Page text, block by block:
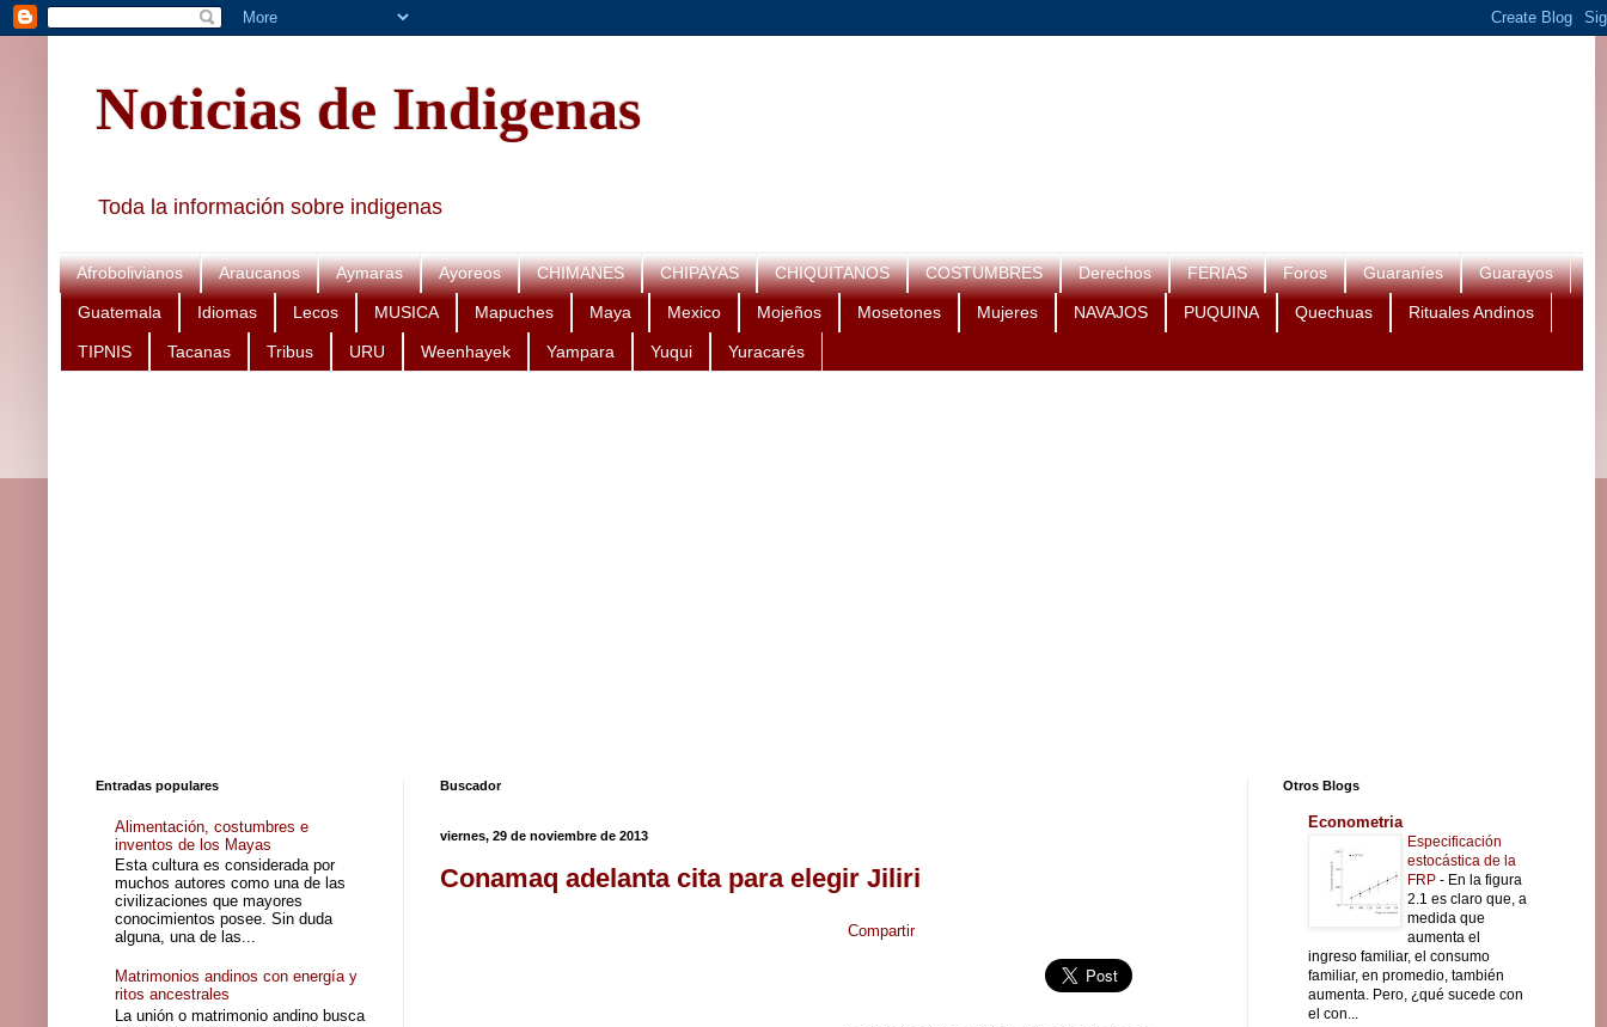
Noticias de Indigenas
Toda la información sobre indigenas
Afrobolivianos Araucanos Aymaras Ayoreos CHIMANES CHIPAYAS CHIQUITANOS COSTUMBRES Derechos FERIAS Foros Guaraníes Guarayos
Guatemala Idiomas Lecos MUSICA Mapuches Maya Mexico Mojeños Mosetones Mujeres NAVAJOS PUQUINA Quechuas Rituales Andinos
TIPNIS Tacanas Tribus URU Weenhayek Yampara Yuqui Yuracarés
Buscador
viernes, 29 de noviembre de 2013
Conamaq adelanta cita para elegir Jiliri
Compartir
Entradas populares
Alimentación, costumbres e
inventos de los Mayas
Esta cultura es considerada por
muchos autores como una de las
civilizaciones que mayores
conocimientos posee. Sin duda
alguna, una de las...
Matrimonios andinos con energía y
ritos ancestrales
La unión o matrimonio andino busca
Otros Blogs
Econometria
Especificación
estocástica de la
FRP - En la figura
2.1 es claro que, a
medida que
aumenta el
ingreso familiar, el consumo
familiar, en promedio, también
aumenta. Pero, ¿qué sucede con
el con...